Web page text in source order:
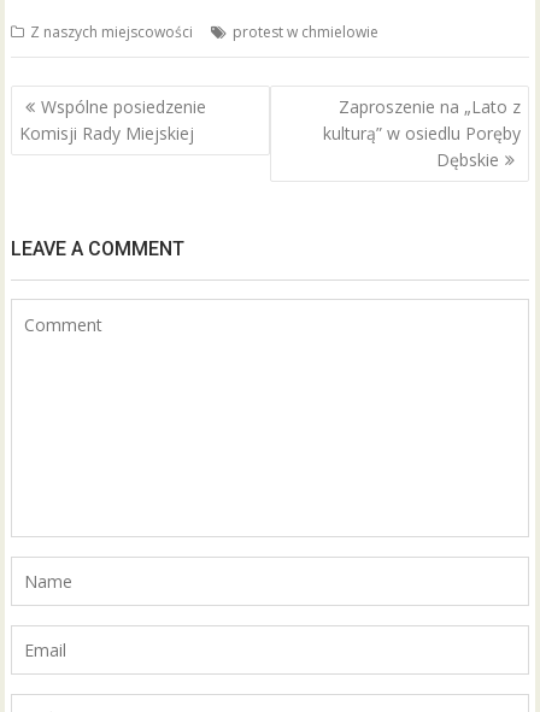
e
b
o
o
itt
er
ai
l
ar
e
Z naszych miejscowości protest w chmielowie
Nawigacja
wpisu
Wspólne posiedzenie
Komisji Rady Miejskiej
Zaproszenie na „Lato z
kulturą” w osiedlu Poręby
Dębskie
LEAVE A COMMENT